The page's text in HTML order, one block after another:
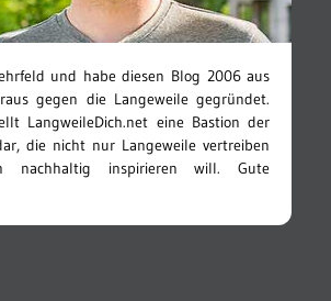
und habe diesen Blog 2006 aus
gegen die Langeweile gegründet.
LangweileDich.net eine Bastion der
die nicht nur Langeweile vertreiben
nachhaltig inspirieren will. Gute